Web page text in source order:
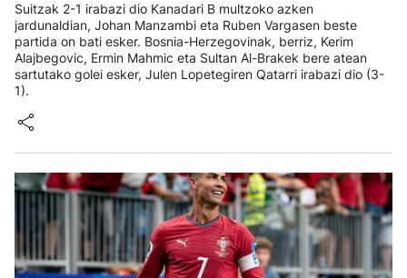
Suitzak 2-1 irabazi dio Kanadari B multzoko azken
jardunaldian, Johan Manzambi eta Ruben Vargasen beste
partida on bati esker. Bosnia-Herzegovinak, berriz, Kerim
Alajbegovic, Ermin Mahmic eta Sultan Al-Brakek bere atean
sartutako golei esker, Julen Lopetegiren Qatarri irabazi dio (3-
1).